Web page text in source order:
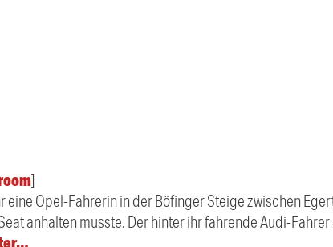
]
eine Opel-Fahrerin in der Böfinger Steige zwischen
anhalten musste. Der hinter ihr fahrende Audi-